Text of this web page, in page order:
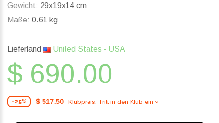
Gewicht: 29x19x14 cm
Maße: 0.61 kg
Lieferland United States - USA
$ 690.00
-25% $ 517.50 Klubpreis. Tritt in den Klub ein »